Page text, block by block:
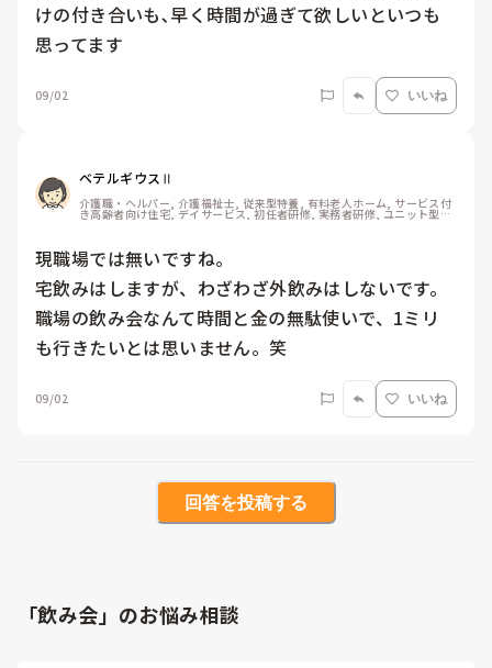
けの付き合いも､早く時間が過ぎて欲しいといつも
思ってます
09/02 いいね
ベテルギウスⅡ
介護職・ヘルパー, 介護福祉士, 従来型特養, 有料老人ホーム, サービス付
き高齢者向け住宅, デイサービス, 初任者研修, 実務者研修, ユニット型特
養
現職場では無いですね。
宅飲みはしますが、わざわざ外飲みはしないです。
職場の飲み会なんて時間と金の無駄使いで、1ミリ
も行きたいとは思いません。笑
09/02 いいね
回答を投稿する
「飲み会」のお悩み相談